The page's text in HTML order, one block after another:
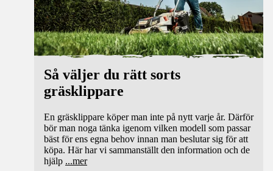
Så väljer du rätt sorts
gräsklippare
En gräsklippare köper man inte på nytt varje år. Därför
bör man noga tänka igenom vilken modell som passar
bäst för ens egna behov innan man beslutar sig för att
köpa. Här har vi sammanställt den information och de
hjälp ...mer